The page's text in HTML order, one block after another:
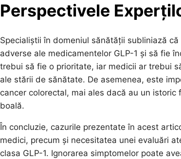
Perspectivele
Specialiștii în domeniul sănătății subliniază
adverse ale medicamentelor GLP-1 și să fie
trebui să fie o prioritate, iar medicii ar trebui
ale stării de sănătate. De asemenea, este
cancer colorectal, mai ales dacă au un
boală.
În concluzie, cazurile prezentate în acest
medici, precum și necesitatea unei evaluări
clasa GLP-1. Ignorarea simptomelor poate